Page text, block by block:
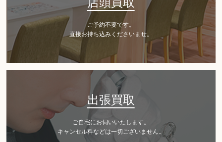
ご予約不要です。
直接お持ち込みくださいませ。
出張買取
ご自宅にお伺いいたします。
キャンセル料などは一切ございません。